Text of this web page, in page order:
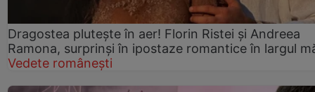
Dragostea plutește în aer! Florin Ristei și Andreea
Ramona, surprinși în ipostaze romantice în largul
Vedete românești